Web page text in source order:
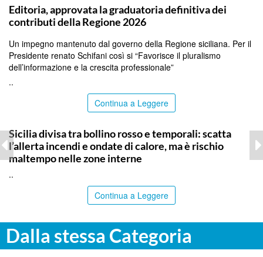
Editoria, approvata la graduatoria definitiva dei
contributi della Regione 2026
Un impegno mantenuto dal governo della Regione siciliana. Per il
Presidente renato Schifani così si “Favorisce il pluralismo
dell’informazione e la crescita professionale”
..
Continua a Leggere
Sicilia divisa tra bollino rosso e temporali: scatta
l’allerta incendi e ondate di calore, ma è rischio
maltempo nelle zone interne
..
Continua a Leggere
Dalla stessa Categoria
ITALPRESS